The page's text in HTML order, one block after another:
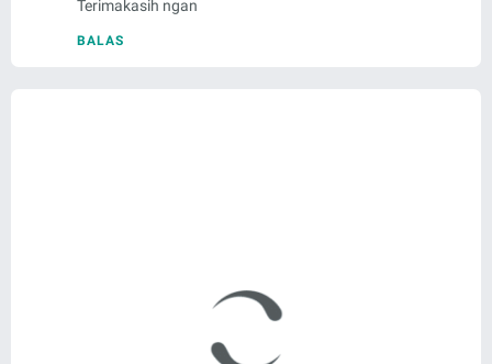
Terimakasih ngan
BALAS